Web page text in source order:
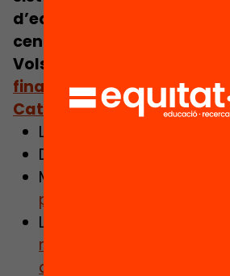
d’equitat per sobredotar
centres més desafavorits.
Vols saber més sobre la
finançament per fórmula
Catalunya ?
Llegeix
la versió
Descarrega
Mira
el vídeo de la roda
presentació
Llegeix la notícia
reclama consolidar els
d’euros extraordinaris